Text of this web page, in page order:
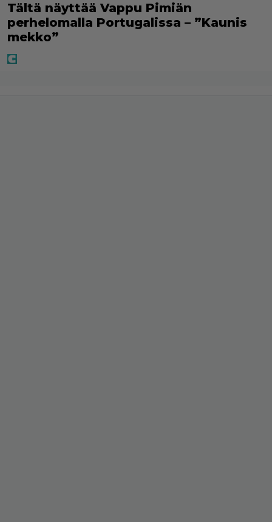
Tältä näyttää Vappu Pimiän
perhelomalla Portugalissa – ”Kaunis
mekko”